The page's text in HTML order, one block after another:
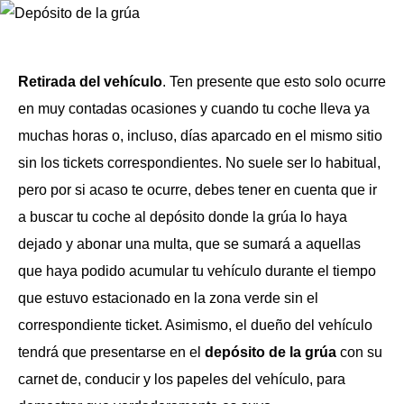
Retirada del vehículo. Ten presente que esto solo ocurre
en muy contadas ocasiones y cuando tu coche lleva ya
muchas horas o, incluso, días aparcado en el mismo sitio
sin los tickets correspondientes. No suele ser lo habitual,
pero por si acaso te ocurre, debes tener en cuenta que ir
a buscar tu coche al depósito donde la grúa lo haya
dejado y abonar una multa, que se sumará a aquellas
que haya podido acumular tu vehículo durante el tiempo
que estuvo estacionado en la zona verde sin el
correspondiente ticket. Asimismo, el dueño del vehículo
tendrá que presentarse en el depósito de la grúa con su
carnet de, conducir y los papeles del vehículo, para